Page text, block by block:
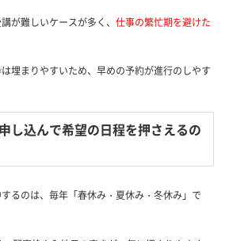
が難しいケースが多く、 仕事の繁忙期を避けた
埋まりやすいため、早めの予約が進行のしやす
し込んで希望の日程を押さえるの
るのは、毎年「春休み・夏休み・冬休み」で